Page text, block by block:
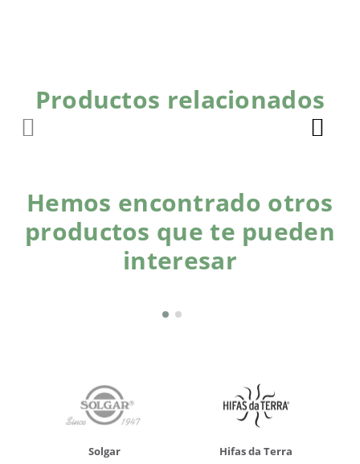
Productos relacionados
Hemos encontrado otros
productos que te pueden
interesar
Solgar Hifas da Terra